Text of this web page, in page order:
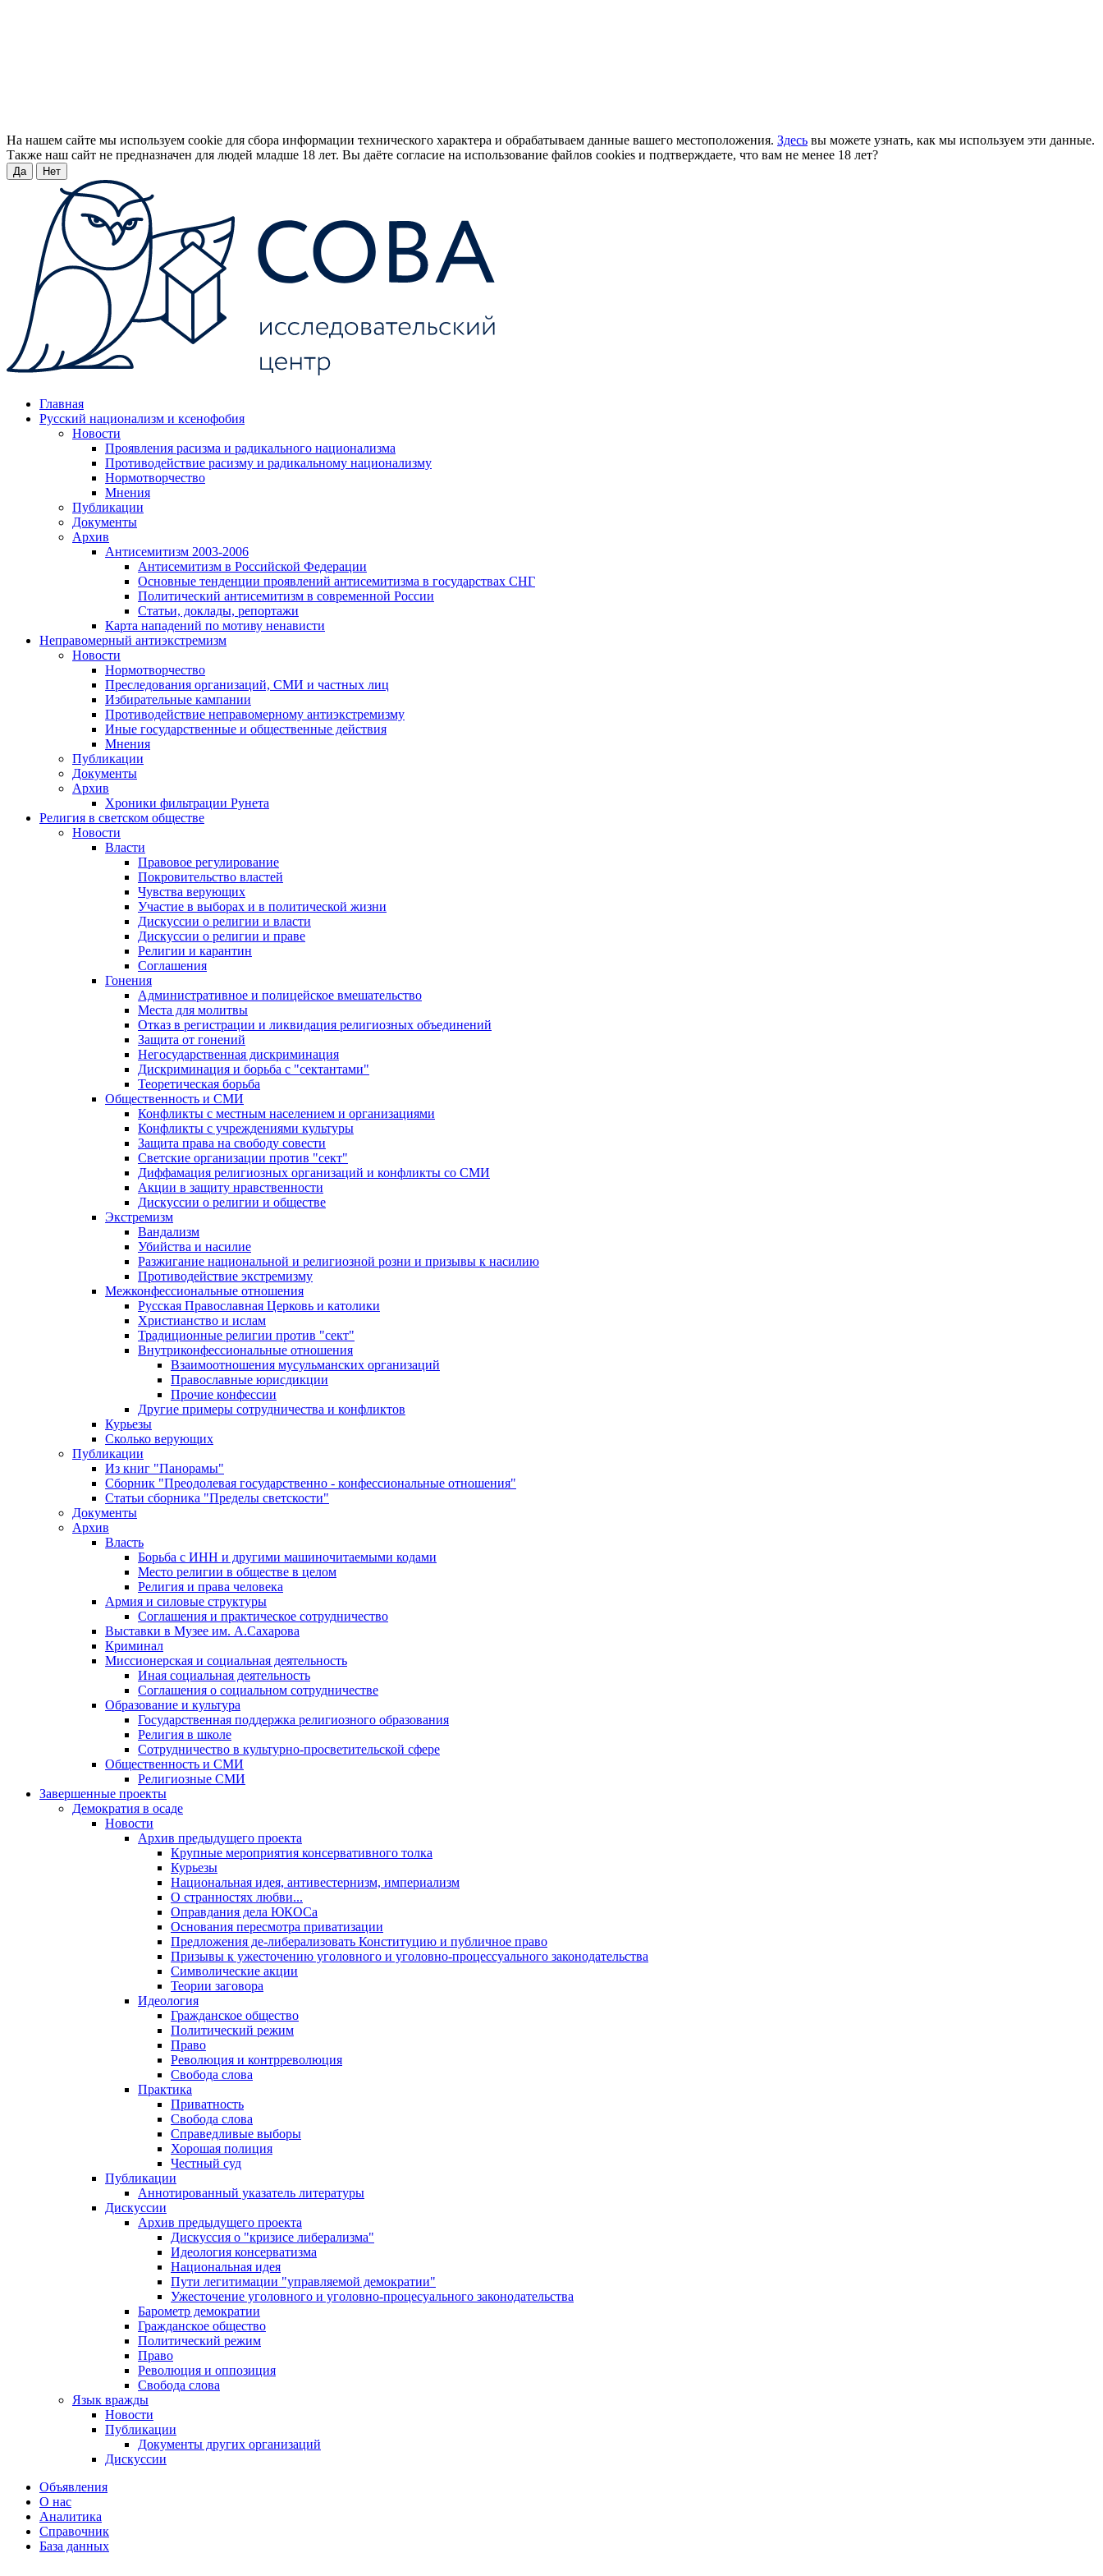
На нашем сайте мы используем cookie для сбора информации технического характера и обрабатываем данные вашего местоположения. Здесь вы можете узнать, как мы используем эти данные.
Также наш сайт не предназначен для людей младше 18 лет. Вы даёте согласие на использование файлов cookies и подтверждаете, что вам не менее 18 лет?
Да Нет
Главная
Русский национализм и ксенофобия
Новости
Проявления расизма и радикального национализма
Противодействие расизму и радикальному национализму
Нормотворчество
Мнения
Публикации
Документы
Архив
Антисемитизм 2003-2006
Антисемитизм в Российской Федерации
Основные тенденции проявлений антисемитизма в государствах СНГ
Политический антисемитизм в современной России
Статьи, доклады, репортажи
Карта нападений по мотиву ненависти
Неправомерный антиэкстремизм
Новости
Нормотворчество
Преследования организаций, СМИ и частных лиц
Избирательные кампании
Противодействие неправомерному антиэкстремизму
Иные государственные и общественные действия
Мнения
Публикации
Документы
Архив
Хроники фильтрации Рунета
Религия в светском обществе
Новости
Власти
Правовое регулирование
Покровительство властей
Чувства верующих
Участие в выборах и в политической жизни
Дискуссии о религии и власти
Дискуссии о религии и праве
Религии и карантин
Соглашения
Гонения
Административное и полицейское вмешательство
Места для молитвы
Отказ в регистрации и ликвидация религиозных объединений
Защита от гонений
Негосударственная дискриминация
Дискриминация и борьба с "сектантами"
Теоретическая борьба
Общественность и СМИ
Конфликты с местным населением и организациями
Конфликты с учреждениями культуры
Защита права на свободу совести
Светские организации против "сект"
Диффамация религиозных организаций и конфликты со СМИ
Акции в защиту нравственности
Дискуссии о религии и обществе
Экстремизм
Вандализм
Убийства и насилие
Разжигание национальной и религиозной розни и призывы к насилию
Противодействие экстремизму
Межконфессиональные отношения
Русская Православная Церковь и католики
Христианство и ислам
Традиционные религии против "сект"
Внутриконфессиональные отношения
Взаимоотношения мусульманских организаций
Православные юрисдикции
Прочие конфессии
Другие примеры сотрудничества и конфликтов
Курьезы
Сколько верующих
Публикации
Из книг "Панорамы"
Сборник "Преодолевая государственно - конфессиональные отношения"
Статьи сборника "Пределы светскости"
Документы
Архив
Власть
Борьба с ИНН и другими машиночитаемыми кодами
Место религии в обществе в целом
Религия и права человека
Армия и силовые структуры
Соглашения и практическое сотрудничество
Выставки в Музее им. А.Сахарова
Криминал
Миссионерская и социальная деятельность
Иная социальная деятельность
Соглашения о социальном сотрудничестве
Образование и культура
Государственная поддержка религиозного образования
Религия в школе
Сотрудничество в культурно-просветительской сфере
Общественность и СМИ
Религиозные СМИ
Завершенные проекты
Демократия в осаде
Новости
Архив предыдущего проекта
Крупные мероприятия консервативного толка
Курьезы
Национальная идея, антивестернизм, империализм
О странностях любви...
Оправдания дела ЮКОСа
Основания пересмотра приватизации
Предложения де-либерализовать Конституцию и публичное право
Призывы к ужесточению уголовного и уголовно-процессуального законодательства
Символические акции
Теории заговора
Идеология
Гражданское общество
Политический режим
Право
Революция и контрреволюция
Свобода слова
Практика
Приватность
Свобода слова
Справедливые выборы
Хорошая полиция
Честный суд
Публикации
Аннотированный указатель литературы
Дискуссии
Архив предыдущего проекта
Дискуссия о "кризисе либерализма"
Идеология консерватизма
Национальная идея
Пути легитимации "управляемой демократии"
Ужесточение уголовного и уголовно-процесуального законодательства
Барометр демократии
Гражданское общество
Политический режим
Право
Революция и оппозиция
Свобода слова
Язык вражды
Новости
Публикации
Документы других организаций
Дискуссии
Объявления
О нас
Аналитика
Справочник
База данных